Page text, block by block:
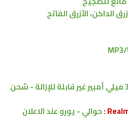
الداكن، الأزرق الفاتح
غير قابلة للإزالة -شحن
حوالي - يوروعند الاعلان